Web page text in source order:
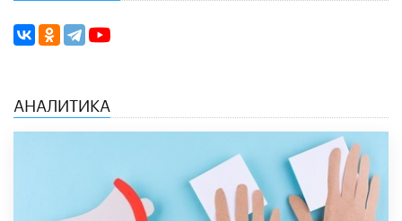
АНАЛИТИКА